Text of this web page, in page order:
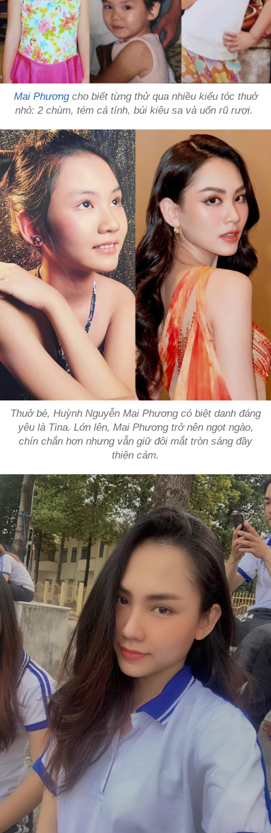
Mai Phươngcho biết từng thử qua nhiều kiểu tóc thuở
nhỏ: 2 chùm, tém cá tính, búi kiêu sa và uốn rũ rượi.
Thuở bé, Huỳnh Nguyễn Mai Phương có biệt danh đáng
yêu là Tina. Lớn lên, Mai Phương trở nên ngọt ngào,
chín chắn hơn nhưng vẫn giữ đôi mắt tròn sáng đầy
thiện cảm.